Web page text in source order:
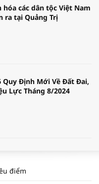
hóa các dân tộc Việt Nam
ra tại Quảng Trị
Quy Định Mới Về Đất Đai,
Lực Tháng 8/2024
VÀ NĂM 2025 | NHỊP
#62
điểm